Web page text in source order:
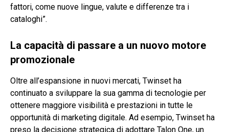
fattori, come nuove lingue, valute e differenze tra i
cataloghi”.
La capacità di passare a un nuovo motore
promozionale
Oltre all’espansione in nuovi mercati, Twinset ha
continuato a sviluppare la sua gamma di tecnologie per
ottenere maggiore visibilità e prestazioni in tutte le
opportunità di marketing digitale. Ad esempio, Twinset ha
preso la decisione strategica di adottare Talon One, un